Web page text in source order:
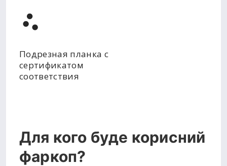
Подрезная планка с
сертификатом
соответствия
Для кого буде корисний
фаркоп?